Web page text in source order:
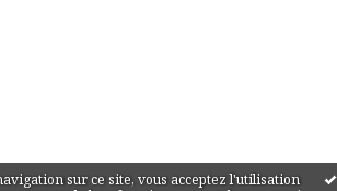
sur ce site, vous acceptez l'utilisation